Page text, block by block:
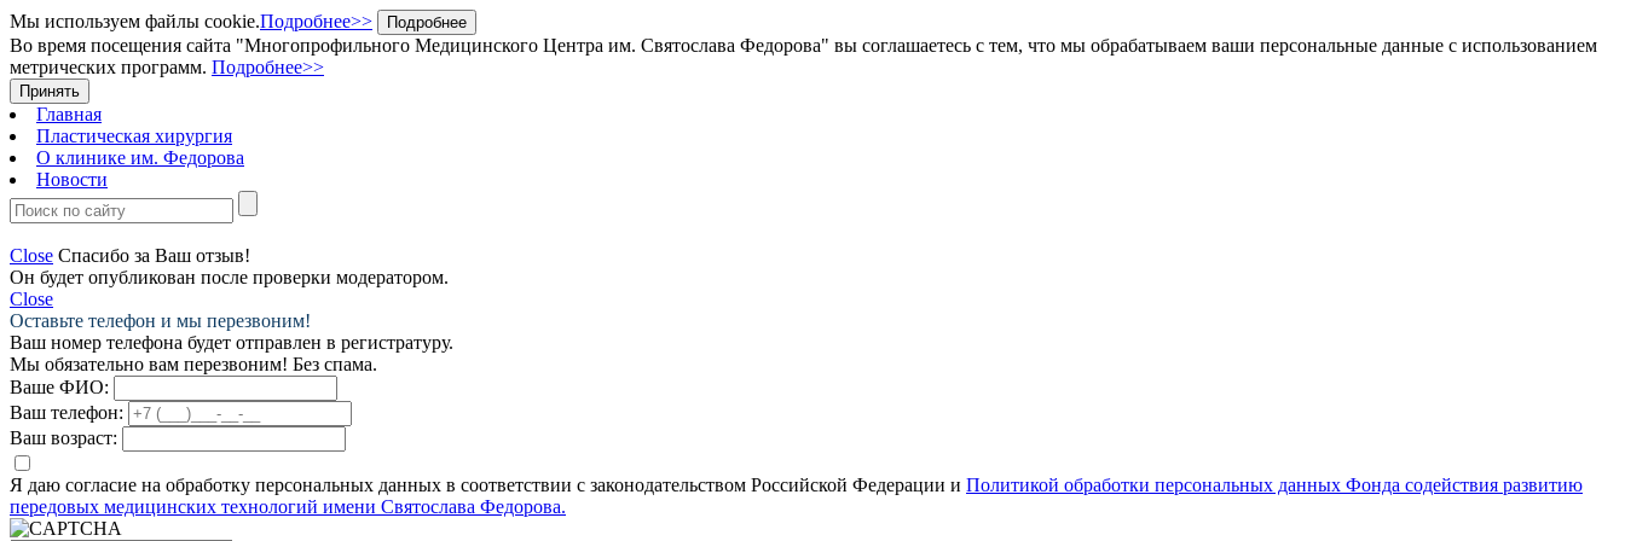
Мы используем файлы cookie.Подробнее>> Подробнее
Во время посещения сайта "Многопрофильного Медицинского Центра им. Святослава Федорова" вы соглашаетесь с тем, что мы обрабатываем ваши персональные данные с использованием
метрических программ. Подробнее>>
Принять
Главная
Пластическая хирургия
О клинике им. Федорова
Новости
Close Спасибо за Ваш отзыв!
Он будет опубликован после проверки модератором.
Close
Оставьте телефон и мы перезвоним!
Ваш номер телефона будет отправлен в регистратуру.
Мы обязательно вам перезвоним! Без спама.
Ваше ФИО:
Ваш телефон:
Ваш возраст:
Я даю согласие на обработку персональных данных в соответствии с законодательством Российской Федерации и Политикой обработки персональных данных Фонда содействия развитию
передовых медицинских технологий имени Святослава Федорова.